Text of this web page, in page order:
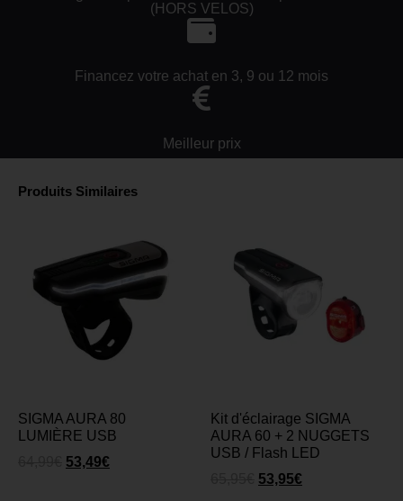
(HORS VELOS)
Financez votre achat en 3, 9 ou 12 mois
Meilleur prix
Produits Similaires
SIGMA AURA 80
LUMIÈRE USB
53,49€
Kit d'éclairage SIGMA
AURA 60 + 2 NUGGETS
USB / Flash LED
53,95€